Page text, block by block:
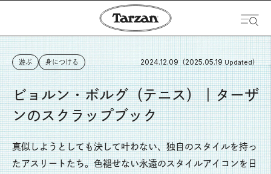
遊ぶ 身につける 2024.12.09（2025.05.19 Updated）
ビョルン・ボルグ（テニス）｜ターザ
ンのスクラップブック
真似しようとしても決して叶わない、独自のスタイルを持っ
たアスリートたち。色褪せない永遠のスタイルアイコンを日